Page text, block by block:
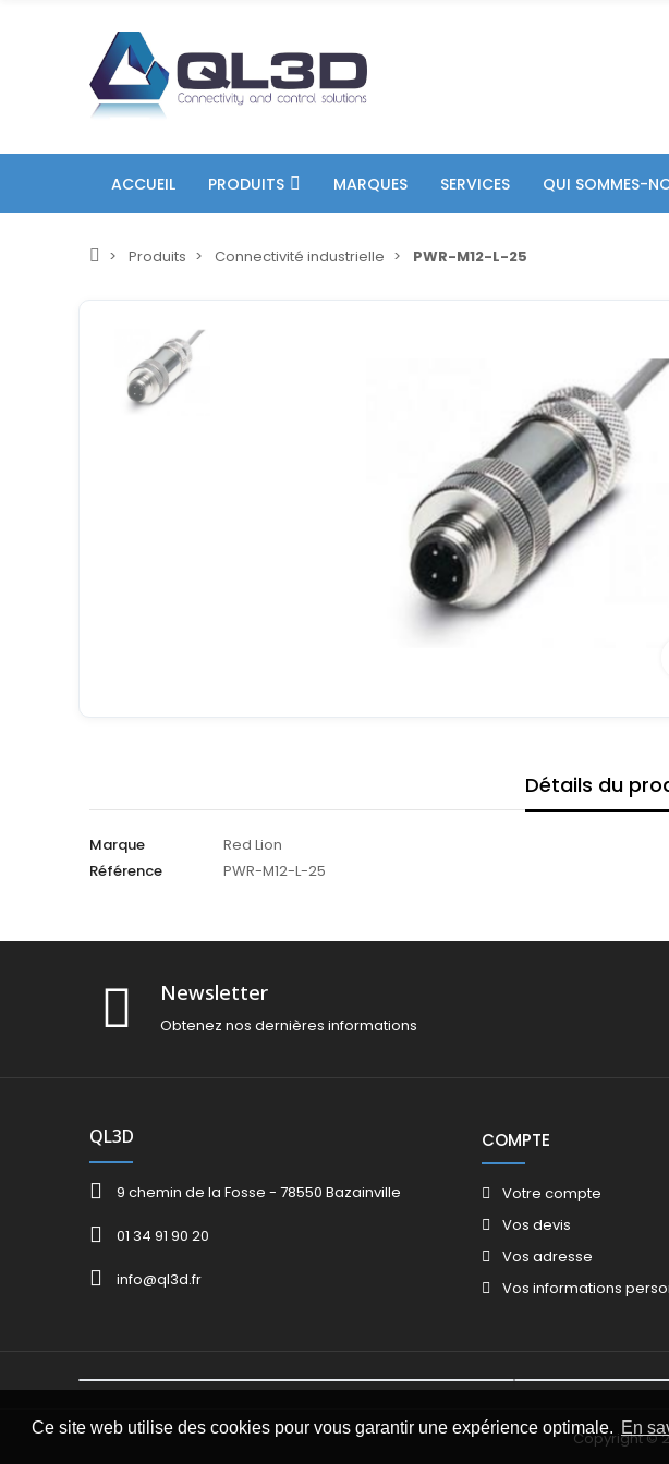
Ce site web utilise des cookies pour vous garantir une expérience optimale. En
ACCUEIL PRODUITS MARQUES SERVICES QUI SOMMES-
Produits Connectivité industrielle PWR-M12-L-25
Détails du
Marque
Red Lion
Référence
PWR-M12-L-25
Newsletter
Obtenez nos dernières informations
QL3D
9 chemin de la Fosse - 78550 Bazainville
01 34 91 90 20
info@ql3d.fr
COMPTE
Votre compte
Vos devis
Vos adresse
Vos informations
Copyright ©